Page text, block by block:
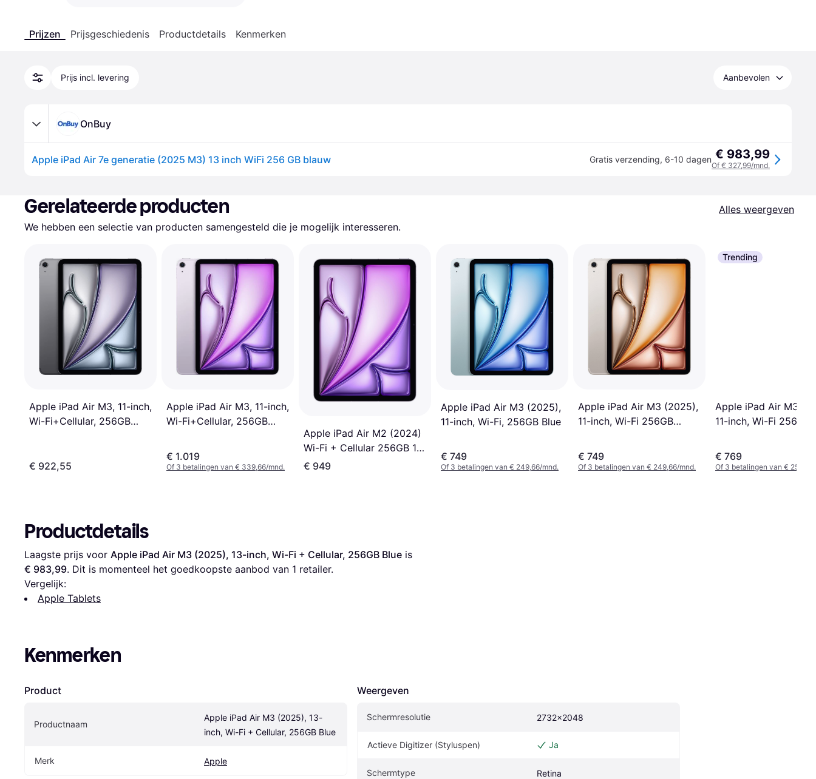
Prijzen Prijsgeschiedenis Productdetails Kenmerken
Prijs incl. levering Aanbevolen
OnBuy
Apple iPad Air 7e generatie (2025 M3) 13 inch WiFi 256 GB blauw Gratis verzending, 6-10 dagen € 983,99
Of € 327,99/mnd.
Gerelateerde producten
Alles weergeven
We hebben een selectie van producten samengesteld die je mogelijk interesseren.
Apple iPad Air M3, 11-inch,
Wi-Fi+Cellular, 256GB
€ 922,55
Apple iPad Air M3, 11-inch,
Wi-Fi+Cellular, 256GB
€ 1.019
Of 3 betalingen van € 339,66/mnd.
Apple iPad Air M2 (2024)
Wi-Fi + Cellular 256GB 11"
Purple
€ 949
Apple iPad Air M3 (2025),
11-inch, Wi-Fi, 256GB Blue
€ 749
Of 3 betalingen van € 249,66/mnd.
Apple iPad Air M3 (2025),
11-inch, Wi-Fi 256GB
€ 749
Of 3 betalingen van € 249,66/mnd.
Trending
Apple iPad Air M3
11-inch, Wi-Fi 256GB
€ 769
Of 3 betalingen van €
Productdetails
Laagste prijs voor Apple iPad Air M3 (2025), 13-inch, Wi-Fi + Cellular, 256GB Blue
€ 983,99. Dit is momenteel het goedkoopste aanbod van 1 retailer.
Vergelijk:
Apple Tablets
Kenmerken
Product
Productnaam
Apple iPad Air M3 (2025), 13-
inch, Wi-Fi + Cellular, 256GB Blue
Merk Apple
Weergeven
Schermresolutie 2732x2048
Actieve Digitizer (Styluspen) Ja
Schermtype Retina